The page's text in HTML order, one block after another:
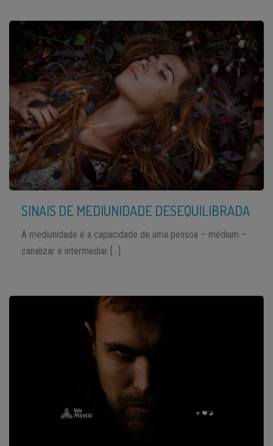
SINAIS DE MEDIUNIDADE DESEQUILIBRADA
A mediunidade é a capacidade de uma pessoa – médium –
canalizar e intermediar […]